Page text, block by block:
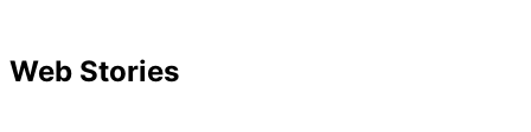
Web Stories